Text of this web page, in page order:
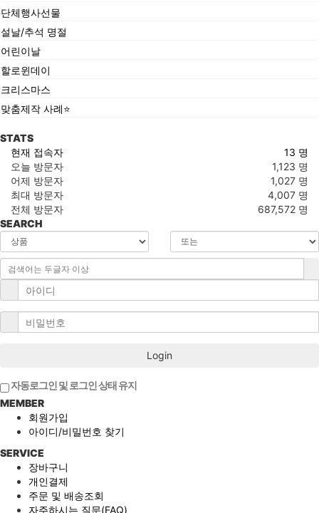
단체행사선물
설날/추석 명절
어린이날
할로윈데이
크리스마스
맞춤제작 사례⭐
STATS
13 명
현재 접속자
1,123 명
오늘 방문자
1,027 명
어제 방문자
4,007 명
최대 방문자
687,572 명
전체 방문자
SEARCH
Login
자동로그인 및 로그인 상태 유지
MEMBER
회원가입
아이디/비밀번호 찾기
SERVICE
장바구니
개인결제
주문 및 배송조회
자주하시는 질문(FAQ)